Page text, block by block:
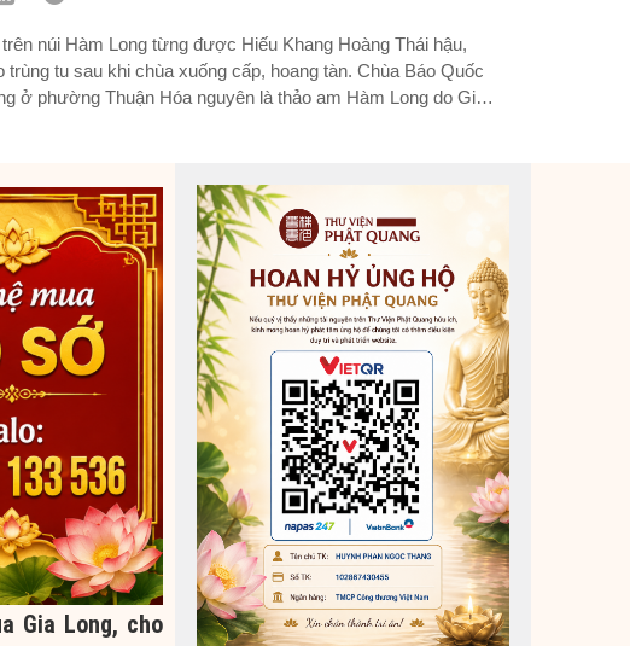
núi Hàm Long từng được Hiếu Khang Hoàng Thái hậu,
trùng tu sau khi chùa xuống cấp, hoang tàn. Chùa Báo Quốc
ở phường Thuận Hóa nguyên là thảo am Hàm Long do Giác
Gia Long, cho